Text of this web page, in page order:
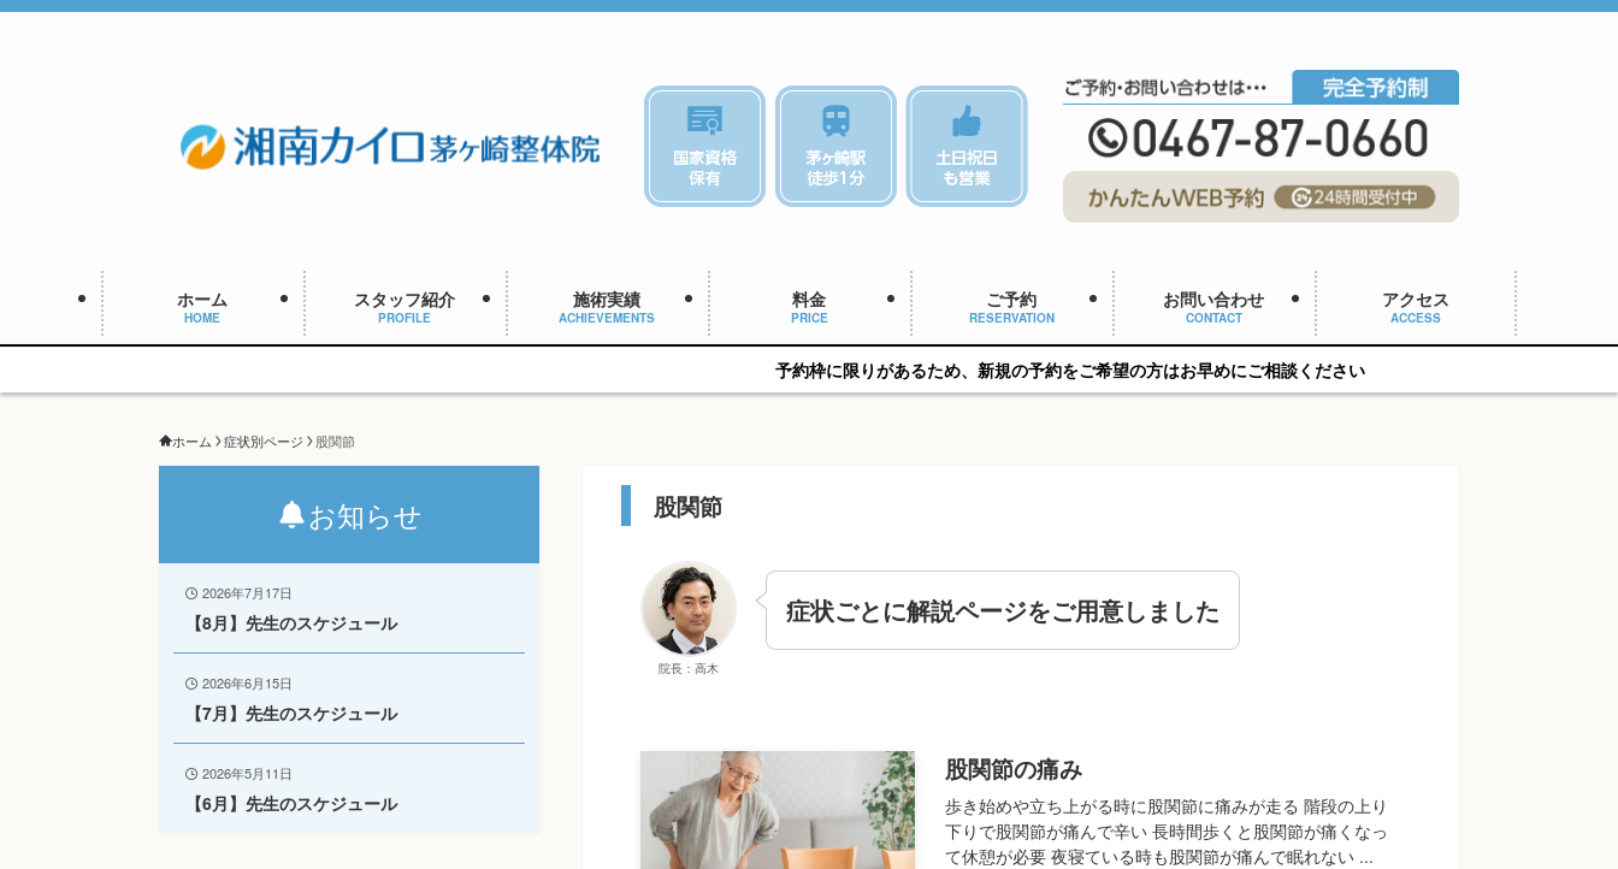
ホーム
HOME
スタッフ紹介
PROFILE
施術実績
ACHIEVEMENTS
料金
PRICE
ご予約
RESERVATION
お問い合わせ
CONTACT
アクセス
ACCESS
予約枠に限りがあるため、新規の予約をご希望の方はお早めにご相談ください
ホーム 症状別ページ 股関節
股関節
院長：高木
症状ごとに解説ページをご用意しました
股関節の痛み
歩き始めや立ち上がる時に股関節に痛みが走る 階段の上り
下りで股関節が痛んで辛い 長時間歩くと股関節が痛くなっ
て休憩が必要 夜寝ている時も股関節が痛んで眠れない ...
お知らせ
2026年7月17日
【8月】先生のスケジュール
2026年6月15日
【7月】先生のスケジュール
2026年5月11日
【6月】先生のスケジュール